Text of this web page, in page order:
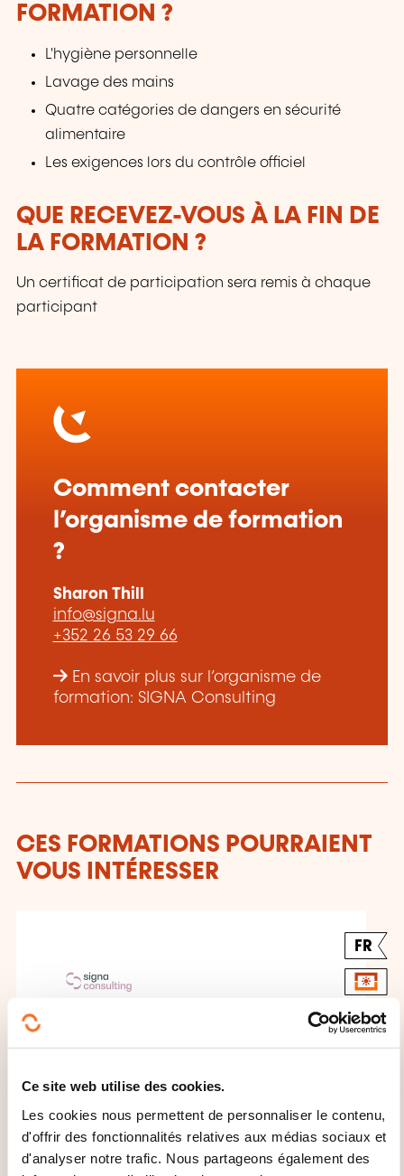
Ce site web utilise des cookies.
Les cookies nous permettent de personnaliser le contenu,
d'offrir des fonctionnalités relatives aux médias sociaux et
d'analyser notre trafic. Nous partageons également des
FORMATION ?
L'hygiène personnelle
Lavage des mains
Quatre catégories de dangers en sécurité
alimentaire
Les exigences lors du contrôle officiel
QUE RECEVEZ-VOUS À LA FIN DE
LA FORMATION ?
Un certificat de participation sera remis à chaque
participant
Comment contacter
l’organisme de formation
?
Sharon Thill
info@signa.lu
+352 26 53 29 66
En savoir plus sur l’organisme de
formation: SIGNA Consulting
CES FORMATIONS POURRAIENT
VOUS INTÉRESSER
FR
HACCP et Bonnes